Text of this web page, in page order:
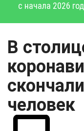
с начала 2026
В
человек